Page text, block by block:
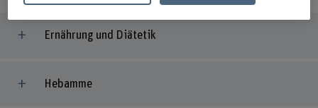
Ernährung und Diätetik
Hebamme